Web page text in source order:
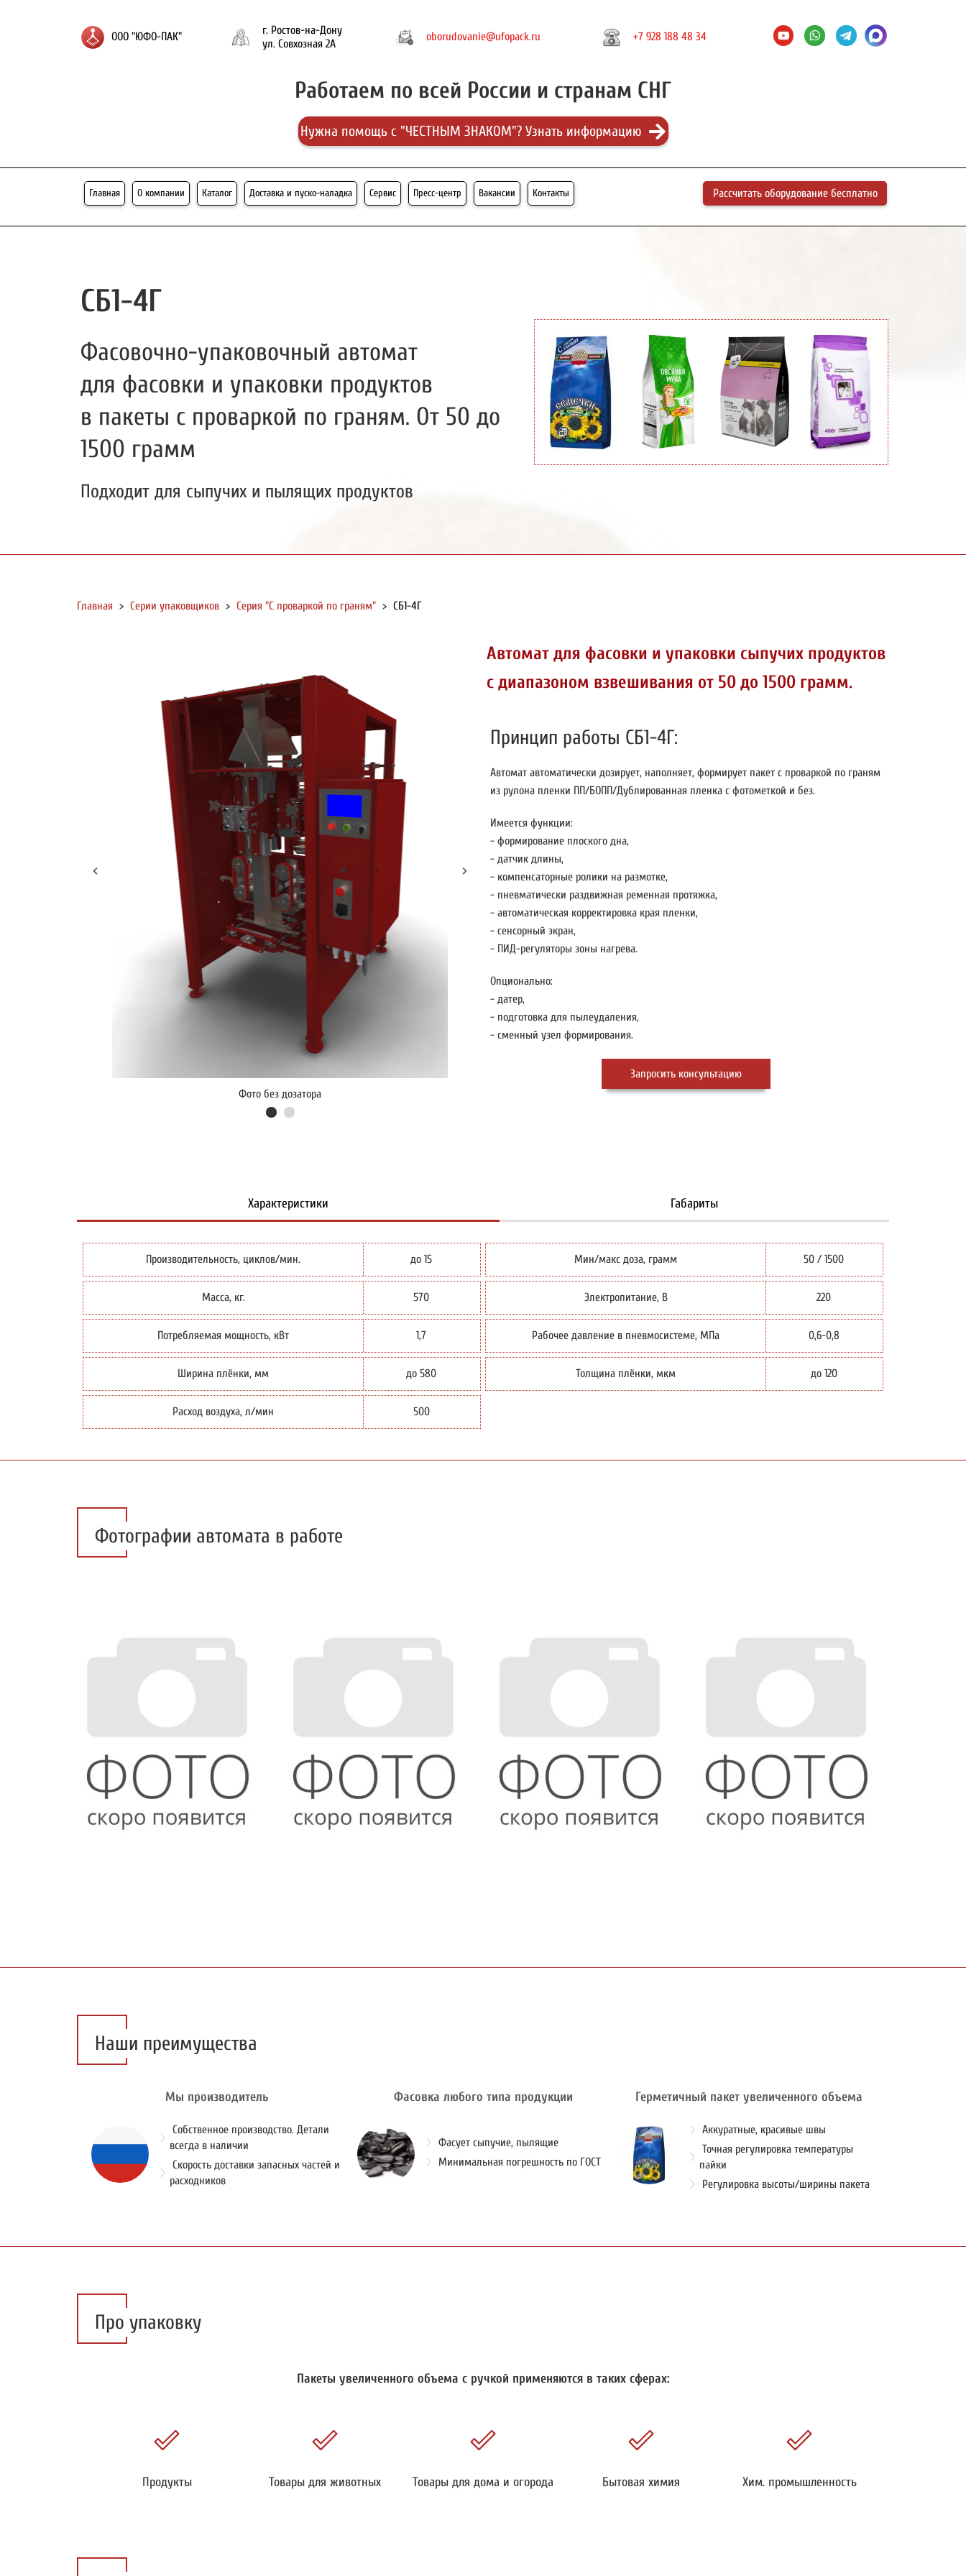
ООО "ЮФО-ПАК"
г. Ростов-на-Дону
ул. Совхозная 2А
oborudovanie@ufopack.ru +7 928 188 48 34
Работаем по всей России и странам СНГ
Нужна помощь с "ЧЕСТНЫМ ЗНАКОМ"? Узнать информацию
Главная О компании Каталог Доставка и пуско-наладка Сервис Пресс-центр Вакансии Контакты Рассчитать оборудование бесплатно
СБ1-4Г
Фасовочно-упаковочный автомат
для фасовки и упаковки продуктов
в пакеты с проваркой по граням. От 50 до
1500 грамм
Подходит для сыпучих и пылящих продуктов
Главная > Серии упаковщиков > Серия "С проваркой по граням" > СБ1-4Г
Фото без дозатора Фото с объемно-роторным дозатором
Автомат для фасовки и упаковки сыпучих продуктов
с диапазоном взвешивания от 50 до 1500 грамм.
Принцип работы СБ1-4Г:
Автомат автоматически дозирует, наполняет, формирует пакет с проваркой по граням
из рулона пленки ПП/БОПП/Дублированная пленка с фотометкой и без.
Имеется функции:
- формирование плоского дна,
- датчик длины,
- компенсаторные ролики на размотке,
- пневматически раздвижная ременная протяжка,
- автоматическая корректировка края пленки,
- сенсорный экран,
- ПИД-регуляторы зоны нагрева.
Опционально:
- датер,
- подготовка для пылеудаления,
- сменный узел формирования.
Запросить консультацию
Характеристики Габариты
Производительность, циклов/мин. до 15 Мин/макс доза, грамм 50 / 1500
Масса, кг. 570 Электропитание, В 220
Потребляемая мощность, кВт 1,7 Рабочее давление в пневмосистеме, МПа 0,6-0,8
Ширина плёнки, мм до 580 Толщина плёнки, мкм до 120
Расход воздуха, л/мин 500
Фотографии автомата в работе
Наши преимущества
Мы производитель
Собственное производство. Детали
всегда в наличии
Скорость доставки запасных частей и
расходников
Фасовка любого типа продукции
Фасует сыпучие, пылящие
Минимальная погрешность по ГОСТ
Герметичный пакет увеличенного объема
Аккуратные, красивые швы
Точная регулировка температуры
пайки
Регулировка высоты/ширины пакета
Про упаковку
Пакеты увеличенного объема с ручкой применяются в таких сферах:
Продукты Товары для животных Товары для дома и огорода Бытовая химия Хим. промышленность